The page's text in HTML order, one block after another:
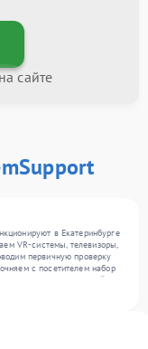
сайте
в Екатеринбурге
VR-системы, телевизоры,
первичную проверку
с посетителем набор
с заменой
услуг финальной